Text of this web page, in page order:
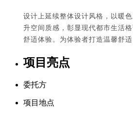
设计上延续整体设计风格，以暖
升空间质感，彰显现代都市生活
舒适体验。为体验者打造温馨舒
项目亮点
委托方
项目地点